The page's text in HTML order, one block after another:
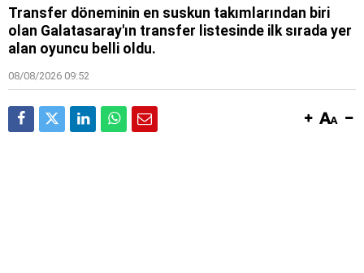
Transfer döneminin en suskun takımlarından biri
olan Galatasaray'ın transfer listesinde ilk sırada yer
alan oyuncu belli oldu.
08/08/2026 09:52